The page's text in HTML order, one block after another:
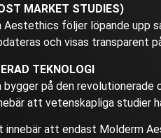
MARKET STUDIES)
Aestethics följer löpande upp
och visas transparent
TEKNOLOGI
bygger på den revolutionerade
att vetenskapliga studier
innebär att endast Molderm